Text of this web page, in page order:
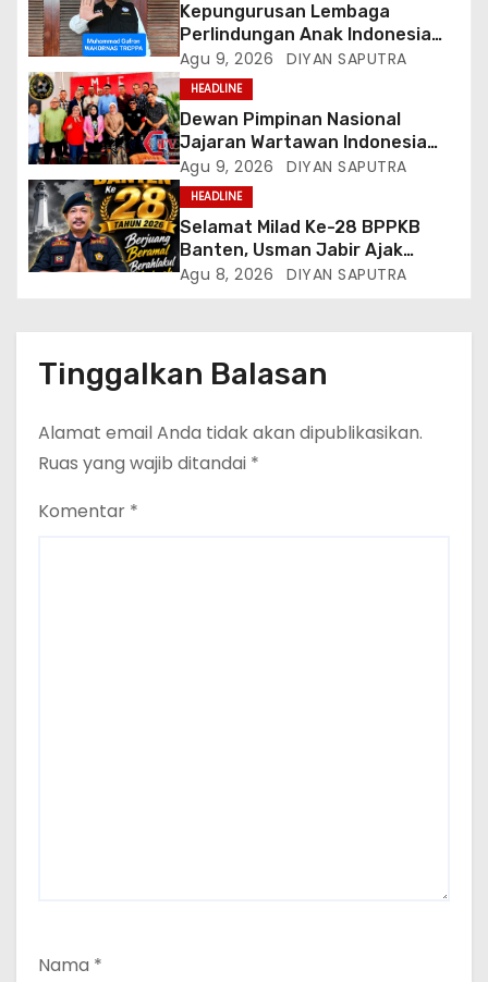
Kepungurusan Lembaga
Perlindungan Anak Indonesia
(LPAI) Periode 2026-2031
Terbentuk, Wakil Kordinator
Nasional Tim Reaksi Cepat
Perlindungan Perempuan Anak
(Wakornas TRCPPA) Muhammad
Gufron Mengapresiasi Dan Beri
Selamat
Agu 9, 2026 DIYAN SAPUTRA
HEADLINE
Dewan Pimpinan Nasional
Jajaran Wartawan Indonesia
(DPN-JWI) Menggelar Rapat
Konsolidasi Dan Restrukturisasi
Di Jakarta
Agu 9, 2026 DIYAN SAPUTRA
HEADLINE
Selamat Milad Ke-28 BPPKB
Banten, Usman Jabir Ajak
Perkuat Solidaritas Dan
Agu 8, 2026 DIYAN SAPUTRA
Tinggalkan Balasan
Alamat email Anda tidak akan dipublikasikan.
Ruas yang wajib ditandai *
Komentar *
Nama *